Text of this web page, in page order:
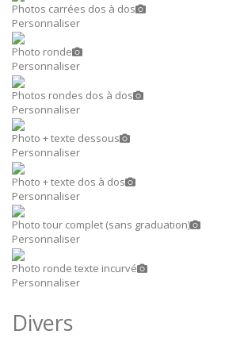
Photos carrées dos à dos
Personnaliser
Photo ronde
Personnaliser
Photos rondes dos à dos
Personnaliser
Photo + texte dessous
Personnaliser
Photo + texte dos à dos
Personnaliser
Photo tour complet (sans graduation)
Personnaliser
Photo ronde texte incurvé
Personnaliser
Divers